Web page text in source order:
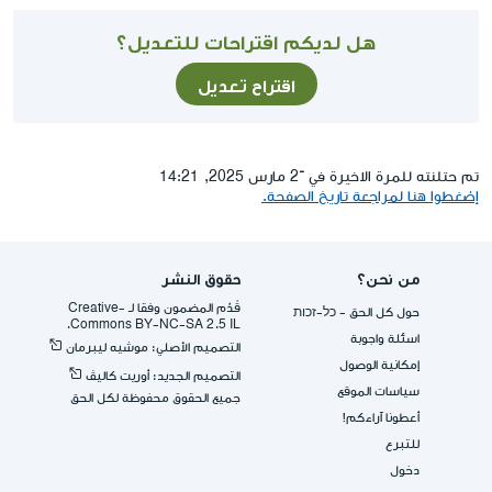
هل لديكم اقتراحات للتعديل؟
اقتراح تعديل
تم حتلنته للمرة الاخيرة في ־2 مارس 2025, 14:21
إضغطوا هنا لمراجعة تاريخ الصفحة.
من نحن؟
حول كل الحق - כל-זכות
اسئلة واجوبة
إمكانية الوصول
سياسات الموقع
أعطونا آراءكم!
للتبرع
دخول
حقوق النشر
قُدِّم المضمون وفقا لـ -Creative
Commons BY-NC-SA 2.5 IL.
التصميم الأصلي: موشيه ليبرمان
التصميم الجديد: أوريت كاليڤ
جميع الحقوق محفوظة لكل الحق